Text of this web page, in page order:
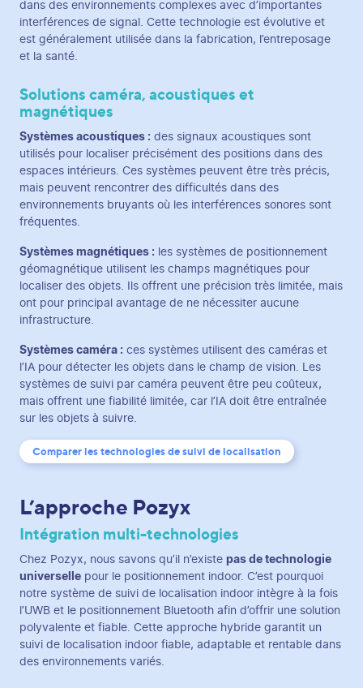
dans des environnements complexes avec d’importantes
interférences de signal. Cette technologie est évolutive et
est généralement utilisée dans la fabrication, l’entreposage
et la santé.
Solutions caméra, acoustiques et
magnétiques
Systèmes acoustiques : des signaux acoustiques sont
utilisés pour localiser précisément des positions dans des
espaces intérieurs. Ces systèmes peuvent être très précis,
mais peuvent rencontrer des difficultés dans des
environnements bruyants où les interférences sonores sont
fréquentes.
Systèmes magnétiques : les systèmes de positionnement
géomagnétique utilisent les champs magnétiques pour
localiser des objets. Ils offrent une précision très limitée, mais
ont pour principal avantage de ne nécessiter aucune
infrastructure.
Systèmes caméra : ces systèmes utilisent des caméras et
l’IA pour détecter les objets dans le champ de vision. Les
systèmes de suivi par caméra peuvent être peu coûteux,
mais offrent une fiabilité limitée, car l’IA doit être entraînée
sur les objets à suivre.
Comparer les technologies de suivi de localisation
L’approche Pozyx
Intégration multi-technologies
Chez Pozyx, nous savons qu’il n’existe pas de technologie
universelle pour le positionnement indoor. C’est pourquoi
notre système de suivi de localisation indoor intègre à la fois
l’UWB et le positionnement Bluetooth afin d’offrir une solution
polyvalente et fiable. Cette approche hybride garantit un
suivi de localisation indoor fiable, adaptable et rentable dans
des environnements variés.